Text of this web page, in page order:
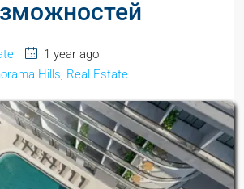
1 year ago
Hills, Real Estate